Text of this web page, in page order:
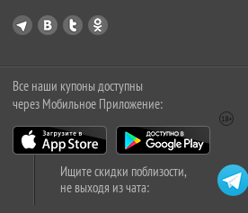
Все наши купоны доступны
через Мобильное Приложение:
Ищите скидки поблизости,
не выходя из чата: